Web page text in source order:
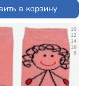
в корзину
10
12
14
16
8